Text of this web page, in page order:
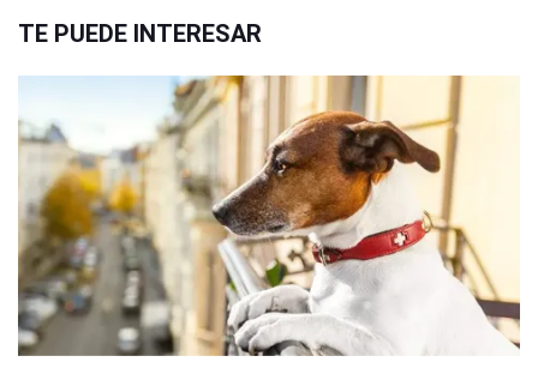
TE PUEDE INTERESAR